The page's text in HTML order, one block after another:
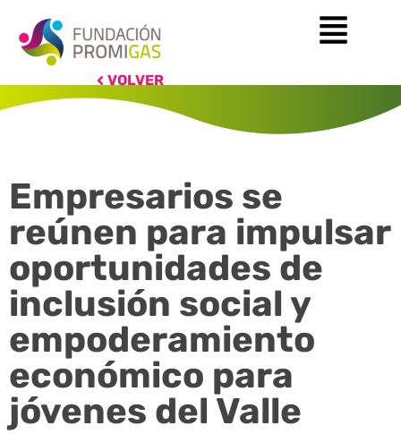
VOLVER
Empresarios se
reúnen para impulsar
oportunidades de
inclusión social y
empoderamiento
económico para
jóvenes del Valle